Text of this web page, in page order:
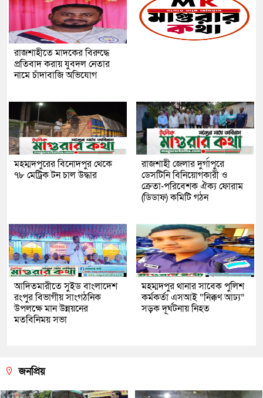
রাজশাহীতে মাদকের বিরুদ্ধে
প্রতিবাদ করায় যুবদল নেতার
নামে চাঁদাবাজি অভিযোগ
মহম্মদপুরের বিনোদপুর থেকে
৭৮ মেট্রিক টন চাল উদ্ধার
রাজশাহী জেলার দুর্গাপুরে
ডেসটিনি বিনিয়োগকারী ও
ক্রেতা-পরিবেশক ঐক্য ফোরাম
(ডিডাফ) কমিটি গঠন
আদিতমারীতে সুইড বাংলাদেশ
রংপুর বিভাগীয় সাংগঠনিক
উপলক্ষে মান উন্নয়নের
মতবিনিময় সভা
মহম্মদপুর থানার সাবেক পুলিশ
কর্মকর্তা এসআই “নিক্কণ আঢ্য”
সড়ক দূর্ঘটনায় নিহত
জনপ্রিয়